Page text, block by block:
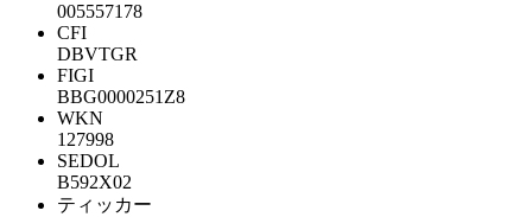
005557178
CFI
DBVTGR
FIGI
BBG0000251Z8
WKN
127998
SEDOL
B592X02
ティッカー